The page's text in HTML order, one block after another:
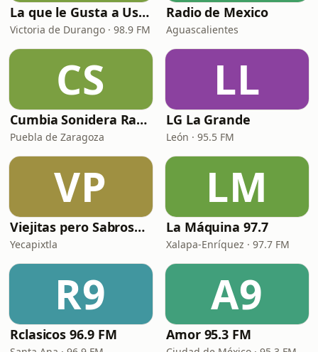
La que le Gusta a Usted
Victoria de Durango · 98.9 FM
Radio de Mexico
Aguascalientes
CS
Cumbia Sonidera Radio
Puebla de Zaragoza
LL
LG La Grande
León · 95.5 FM
VP
Viejitas pero Sabrosas Radio
Yecapixtla
LM
La Máquina 97.7
Xalapa-Enríquez · 97.7 FM
R9
Rclasicos 96.9 FM
A9
Amor 95.3 FM